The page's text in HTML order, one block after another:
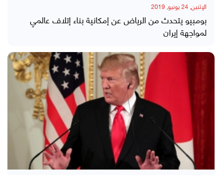
الإثنين, 24 يونيو, 2019
بومبيو يتحدث من الرياض عن إمكانية بناء إتلاف عالمي
لمواجهة إيران